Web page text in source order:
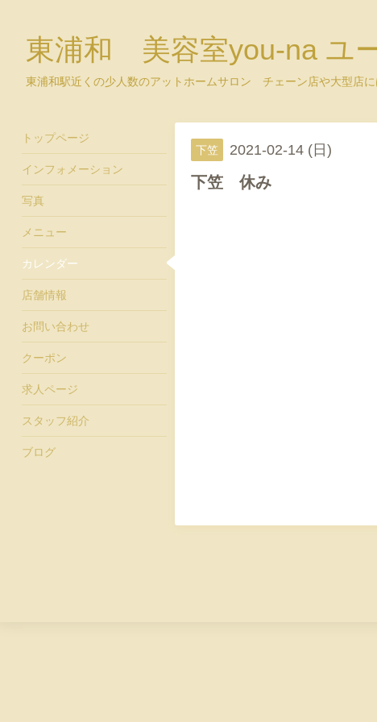
東浦和 美容室you-na ユ
東浦和駅近くの少人数のアットホームサロン チェーン店や大型店
下笠 2021-02-14 (日)
下笠 休み
トップページ
インフォメーション
写真
メニュー
カレンダー
店舗情報
お問い合わせ
クーポン
求人ページ
スタッフ紹介
ブログ